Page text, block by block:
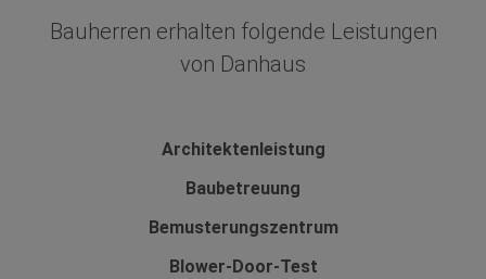
Bauherren erhalten folgende Leistungen
von Danhaus
Architektenleistung
Baubetreuung
Bemusterungszentrum
Blower-Door-Test